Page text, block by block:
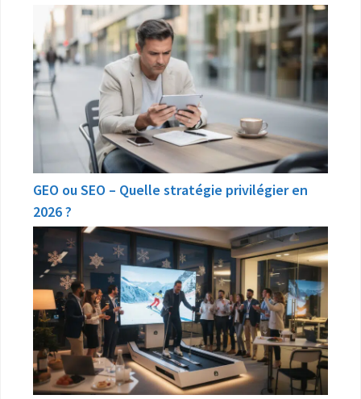
GEO ou SEO – Quelle stratégie privilégier en
2026 ?